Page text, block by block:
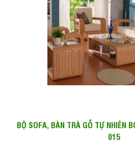
BỘ SOFA, BÀN TRÀ GỖ TỰ NHIÊN
015